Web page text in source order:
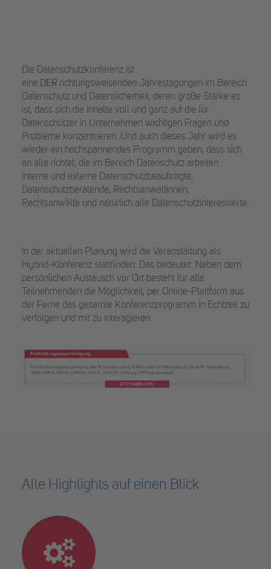
Die Datenschutzkonferenz ist
eine DER richtungsweisenden Jahrestagungen im Bereich
Datenschutz und Datensicherheit, deren große Stärke es
ist, dass sich die Inhalte voll und ganz auf die für
Datenschützer in Unternehmen wichtigen Fragen und
Probleme konzentrieren. Und auch dieses Jahr wird es
wieder ein hochspannendes Programm geben, dass sich
an alle richtet, die im Bereich Datenschutz arbeiten:
Interne und externe Datenschutzbeauftragte,
Datenschutzberatende, Rechtsanwältinnen,
Rechtsanwälte und natürlich alle Datenschutzinteressierte.
In der aktuellen Planung wird die Veranstaltung als
Hybrid-Konferenz stattfinden. Das bedeutet: Neben dem
persönlichen Austausch vor Ort besteht für alle
Teilnehmenden die Möglichkeit, per Online-Plattform aus
der Ferne das gesamte Konferenzprogramm in Echtzeit zu
verfolgen und mit zu interagieren.
Alle Highlights auf einen Blick